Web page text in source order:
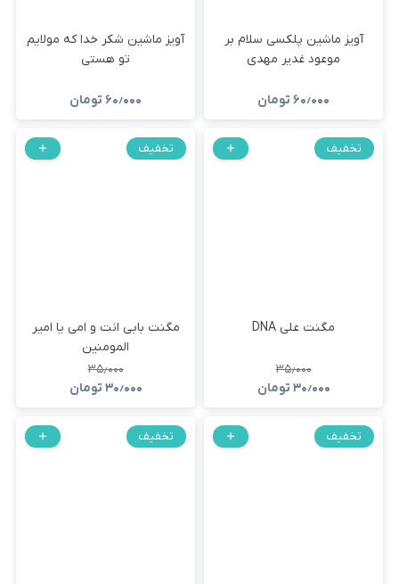
آویز ماشین پلکسی سلام بر
موعود غدیر مهدی
۶۰٫۰۰۰ تومان
آویز ماشین شکر خدا که مولایم
تو هستی
۶۰٫۰۰۰ تومان
تخفیف
مگنت علی DNA
۳۵٫۰۰۰
۳۰٫۰۰۰ تومان
تخفیف
مگنت بابی انت و امی یا امیر
المومنین
۳۵٫۰۰۰
۳۰٫۰۰۰ تومان
تخفیف تخفیف